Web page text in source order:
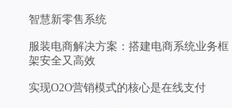
智慧新零售系统
服装电商解决方案：搭建电商系统业务框
架安全又高效
实现O2O营销模式的核心是在线支付